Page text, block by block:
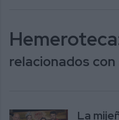
relacionados
La